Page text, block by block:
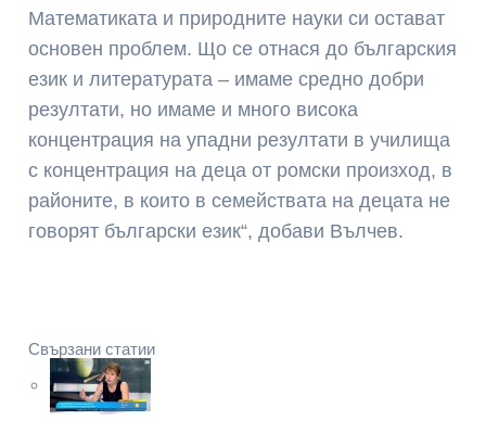
Математиката и природните науки си остават
основен проблем. Що се отнася до българския
език и литературата – имаме средно добри
резултати, но имаме и много висока
концентрация на упадни резултати в училища
с концентрация на деца от ромски произход, в
районите, в които в семействата на децата не
говорят български език“, добави Вълчев.
Свързани статии